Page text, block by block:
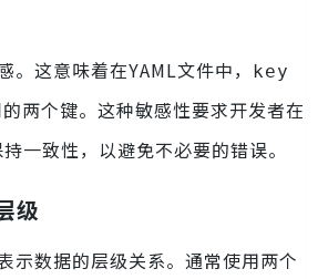
。这意味着在YAML文件中， key
两个键。这种敏感性要求开发者在
一致性，以避免不必要的错误。
级
示数据的层级关系。通常使用两个